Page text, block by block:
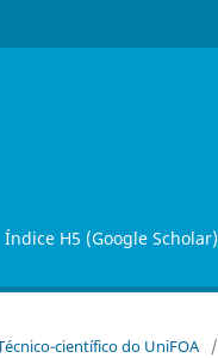
Índice H5 (Google Scholar)
científico do UniFOA /